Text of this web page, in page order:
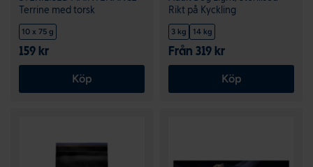
Terrine med torsk
10 x 75 g
159 kr
Köp
Rikt på Kyckling
3 kg 14 kg
Från 319 kr
Köp